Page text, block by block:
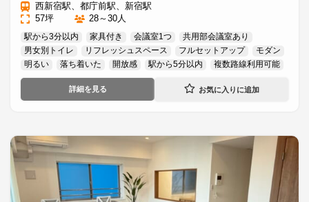
西新宿駅、都庁前駅、新宿駅
57坪
28～30人
駅から3分以内 家具付き 会議室1つ
共用部会議室あり
男女別トイレ
リフレッシュスペース フルセットアップ
モダン
明るい
落ち着いた 開放感 駅から5分以内 複数路線利用可能
詳細を見る